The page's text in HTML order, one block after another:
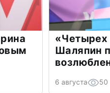
«Четырех
Шаляпин
6 августа 50